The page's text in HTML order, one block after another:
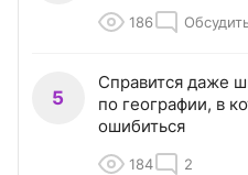
186
5
Справится даже
по географии, в
ошибиться
184 2